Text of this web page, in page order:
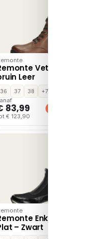
Veterboots
Leer
36 37 38
+7
83,99
€ 123,90
Enkellaarsjes
– Zwart